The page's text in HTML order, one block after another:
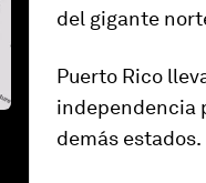
del gigante
Puerto Rico
independencia
demás estados.